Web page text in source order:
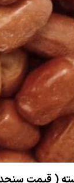
قیمت سنجد